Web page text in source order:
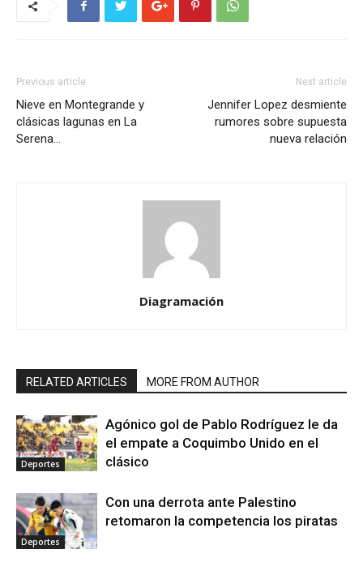
Previous article
Nieve en Montegrande y
clásicas lagunas en La
Serena…
Next article
Jennifer Lopez desmiente
rumores sobre supuesta
nueva relación
Diagramación
RELATED ARTICLES MORE FROM AUTHOR
Deportes
Agónico gol de Pablo Rodríguez le da
el empate a Coquimbo Unido en el
clásico
Deportes
Con una derrota ante Palestino
retomaron la competencia los piratas